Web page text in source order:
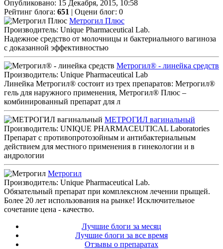
Опубликовано: 15 Декабря, 2015, 10:58
Рейтинг блога: 651 | Оцени блог: 0
Метрогил Плюс
Производитель: Unique Pharmaceutical Lab.
Надежное средство от молочницы и бактериального вагиноза
с доказанной эффективностью
Метрогил® - линейка средств
Производитель: Unique Pharmaceutical Lab
Линейка Метрогил® состоит из трех препаратов: Метрогил®
гель для наружного применения, Метрогил® Плюс –
комбинированный препарат для л
МЕТРОГИЛ вагинальный
Производитель: UNIQUE PHARMACEUTICAL Laboratories
Препарат с противопротозойным и антибактериальным
действием для местного применения в гинекологии и в
андрологии
Метрогил
Производитель: Unique Pharmaceutical Lab.
Обязательный препарат при комплексном лечении прыщей.
Более 20 лет использования на рынке! Исключительное
сочетание цена - качество.
Лучшие блоги за месяц
Лучшие блоги за все время
Отзывы о препаратах